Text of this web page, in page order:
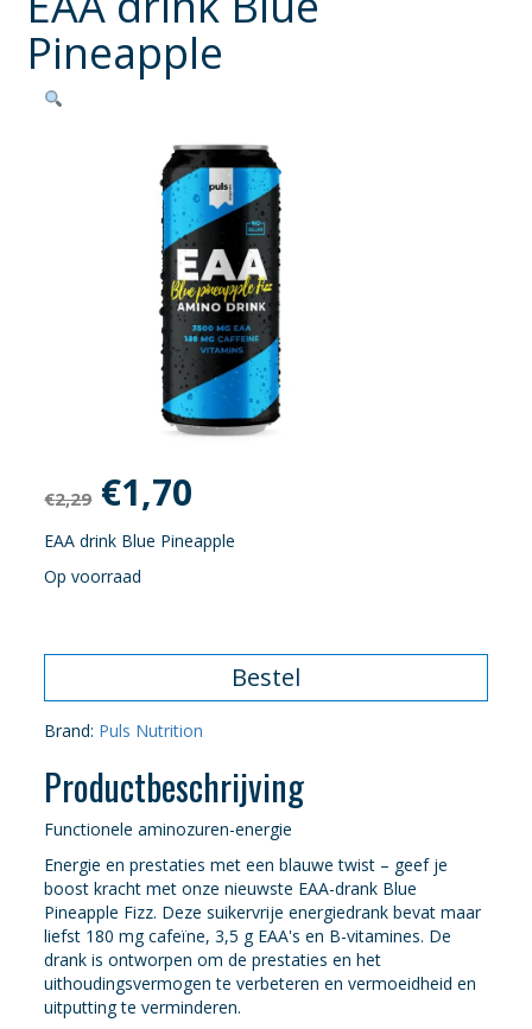
Pineapple
€2,29 Oorspronkelijke
prijs
was:
€1,70
prijs
EAA drink Blue Pineapple
Op voorraad
Bestel
Brand: Puls Nutrition
Productbeschrijving
Functionele aminozuren-energie
Energie en prestaties met een blauwe twist – geef je
boost kracht met onze nieuwste EAA-drank Blue
Pineapple Fizz. Deze suikervrije energiedrank bevat maar
liefst 180 mg cafeïne, 3,5 g EAA's en B-vitamines. De
drank is ontworpen om de prestaties en het
uithoudingsvermogen te verbeteren en vermoeidheid en
uitputting te verminderen.